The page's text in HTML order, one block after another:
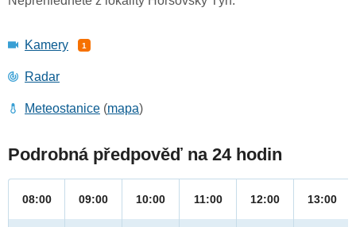
Kamery 1
Radar
Meteostanice (mapa)
Podrobná předpověď na 24 hodin
08:00 09:00 10:00 11:00 12:00 13:00